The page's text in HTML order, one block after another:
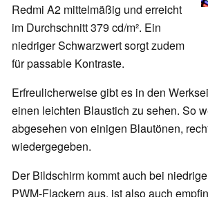
Redmi A2 mittelmäßig und erreicht
im Durchschnitt 379 cd/m². Ein
niedriger Schwarzwert sorgt zudem
für passable Kontraste.
Erfreulicherweise gibt es in den
einen leichten Blaustich zu sehen. So
abgesehen von einigen Blautönen,
wiedergegeben.
Der Bildschirm kommt auch bei
PWM-Flackern aus, ist also auch